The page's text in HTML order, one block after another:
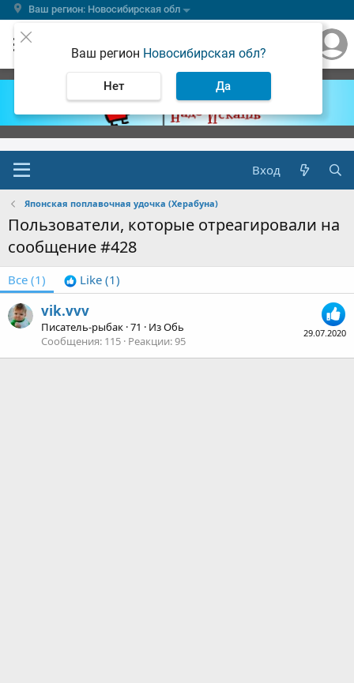
Ваш регион: Новосибирская обл
Ваш регион Новосибирская обл?
Нет Да
Вход
Японская поплавочная удочка (Херабуна)
Пользователи, которые отреагировали на
сообщение #428
Все (1) Like (1)
29.07.2020
vik.vvv
Писатель-рыбак ·71 · ИзОбь
Сообщения 115 Реакции 95